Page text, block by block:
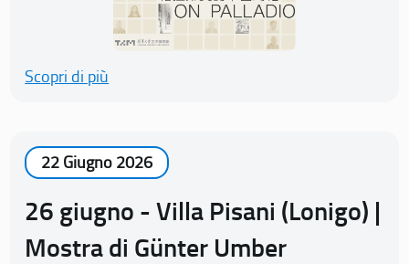
Scopri di più
22 Giugno 2026
26 giugno - Villa Pisani (Lonigo) |
Mostra di Günter Umber